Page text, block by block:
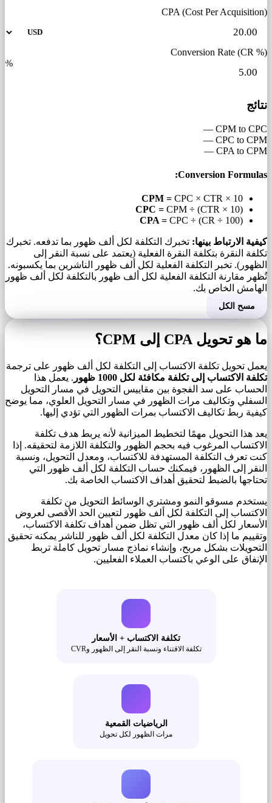
CPA (Cost Per Acquisition)
Conversion Rate (CR %)
%
نتائج
CPM to CPC
—
CPC to CPM
—
CPA to CPM
—
Conversion Formulas:
CPM = CPC × CTR × 10
CPC = CPM ÷ (CTR × 10)
CPA = CPC ÷ (CR ÷ 100)
كيفية الارتباط بينها: تخبرك التكلفة لكل ألف ظهور بما تدفعه. تخبرك
تكلفة النقرة بتكلفة النقرة الفعلية (يعتمد على نسبة النقر إلى
الظهور). تخبر التكلفة الفعلية لكل ألف ظهور الناشرين بما يكسبونه.
تُظهر مقارنة التكلفة الفعلية لكل ألف ظهور بالتكلفة لكل ألف ظهور
الهامش الخاص بك.
مسح الكل
ما هو تحويل CPA إلى CPM؟
يعمل تحويل تكلفة الاكتساب إلى التكلفة لكل ألف ظهور على ترجمة
تكلفة الاكتساب إلى تكلفة مكافئة لكل 1000 ظهور
. يعمل هذا
الحساب على سد الفجوة بين مقاييس التحويل في مسار التحويل
السفلي وتكاليف مرات الظهور في مسار التحويل العلوي، مما يوضح
كيفية ربط تكاليف الاكتساب بمرات الظهور التي تؤدي إليها.
يعد هذا التحويل مهمًا لتخطيط الميزانية لأنه يربط هدف تكلفة
الاكتساب المرغوب فيه بحجم الظهور والتكلفة اللازمة لتحقيقه. إذا
كنت تعرف التكلفة المستهدفة للاكتساب، ومعدل التحويل، ونسبة
النقر إلى الظهور، فيمكنك حساب التكلفة لكل ألف ظهور التي
تحتاجها بالضبط لتحقيق أهداف الاكتساب الخاصة بك.
يستخدم مسوقو النمو ومشتري الوسائط التحويل من تكلفة
الاكتساب إلى التكلفة لكل ألف ظهور لتعيين الحد الأقصى لعروض
الأسعار لكل ألف ظهور التي تظل ضمن أهداف تكلفة الاكتساب،
وتقييم ما إذا كان معدل التكلفة لكل ألف ظهور للناشر يمكنه تحقيق
التحويلات بشكل مربح، وإنشاء نماذج مسار تحويل كاملة تربط
الإنفاق على الوعي باكتساب العملاء الفعليين.
تكلفة الاكتساب + الأسعار
تكلفة الاقتناء ونسبة النقر إلى الظهور وCVR
الرياضيات القمعية
مرات الظهور لكل تحويل